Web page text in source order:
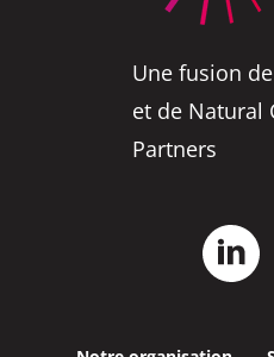
Une fusion
et de Natural
Partners